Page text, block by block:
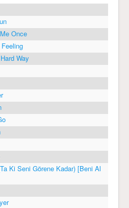
Once
Way
Ki Seni Görene Kadar) [Beni Al